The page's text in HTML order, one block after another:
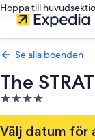
Hoppa till
Se alla boenden
The
4.0-
stjärnigt
boende
Välj datum för